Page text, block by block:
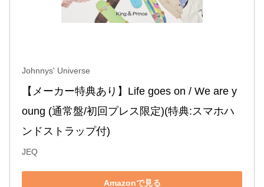
Johnnys' Universe
【メーカー特典あり】Life goes on / We are y
oung (通常盤/初回プレス限定)(特典:スマホハ
ンドストラップ付)
JEQ
Amazonで見る